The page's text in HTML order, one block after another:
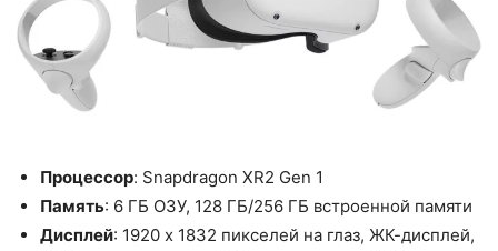
Процессор: Snapdragon XR2 Gen 1
Память: 6 ГБ ОЗУ, 128 ГБ/256 ГБ встроенной памяти
Дисплей: 1920 x 1832 пикселей на глаз, ЖК-дисплей,